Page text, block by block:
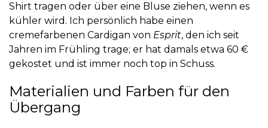
Shirt tragen oder über eine Bluse ziehen, wenn es
kühler wird. Ich persönlich habe einen
cremefarbenen Cardigan von Esprit, den ich seit
Jahren im Frühling trage; er hat damals etwa 60 €
gekostet und ist immer noch top in Schuss.
Materialien und Farben für den
Übergang